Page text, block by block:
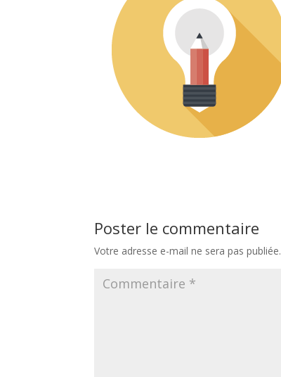
Poster le commentaire
Votre adresse e-mail ne sera pas publiée.